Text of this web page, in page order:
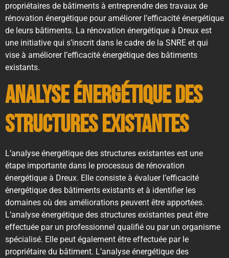
propriétaires de bâtiments à entreprendre des travaux de
rénovation énergétique pour améliorer l’efficacité énergétique
de leurs bâtiments. La rénovation énergétique à Dreux est
une initiative qui s’inscrit dans le cadre de la SNRE et qui
vise à améliorer l’efficacité énergétique des bâtiments
existants.
Analyse énergétique des
structures existantes
L’analyse énergétique des structures existantes est une
étape importante dans le processus de rénovation
énergétique à Dreux. Elle consiste à évaluer l’efficacité
énergétique des bâtiments existants et à identifier les
domaines où des améliorations peuvent être apportées.
L’analyse énergétique des structures existantes peut être
effectuée par un professionnel qualifié ou par un organisme
spécialisé. Elle peut également être effectuée par le
propriétaire du bâtiment. L’analyse énergétique des